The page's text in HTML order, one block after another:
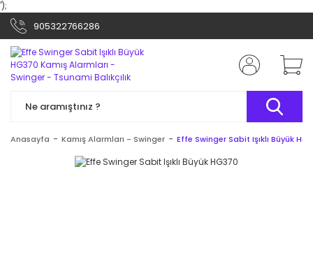
');
905322766286
Anasayfa Kamış Alarmları - Swinger Effe Swinger Sabit Işıklı Büyük